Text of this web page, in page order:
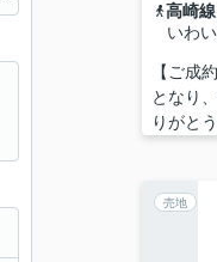
高崎線
いわ
【ご成
となり
りがと
売地